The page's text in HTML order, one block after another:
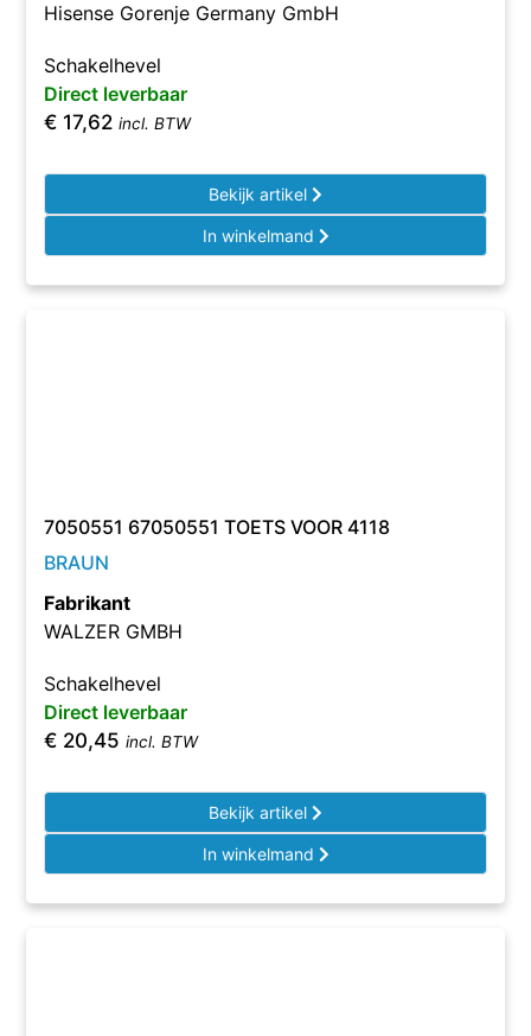
Hisense Gorenje Germany GmbH
Schakelhevel
Direct leverbaar
€ 17,62 incl. BTW
Bekijk artikel
In winkelmand
7050551 67050551 TOETS VOOR 4118
BRAUN
Fabrikant
WALZER GMBH
Schakelhevel
Direct leverbaar
€ 20,45 incl. BTW
Bekijk artikel
In winkelmand